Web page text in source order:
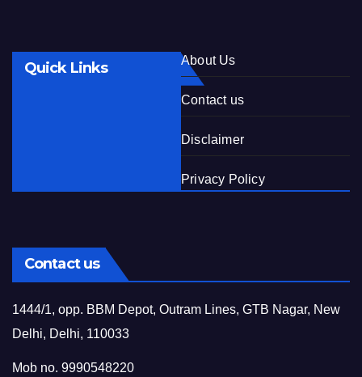
Quick Links About Us
Contact us
Disclaimer
Privacy Policy
Contact us
1444/1, opp. BBM Depot, Outram Lines, GTB Nagar, New
Delhi, Delhi, 110033
Mob no. 9990548220